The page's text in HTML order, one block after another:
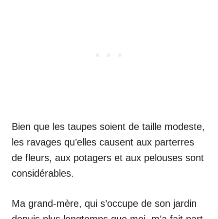
Bien que les taupes soient de taille modeste,
les ravages qu’elles causent aux parterres
de fleurs, aux potagers et aux pelouses sont
considérables.
Ma grand-mère, qui s’occupe de son jardin